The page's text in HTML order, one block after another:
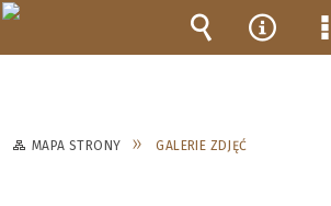
MAPA STRONY GALERIE ZDJĘĆ